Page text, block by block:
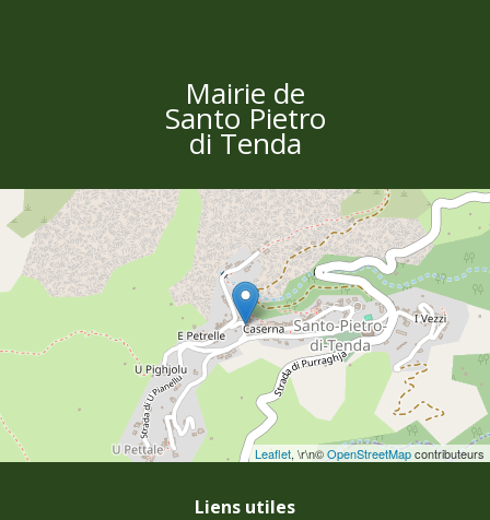
Mairie de
Santo Pietro
di Tenda
Leaflet, \r\n©OpenStreetMapcontributeurs
Liens utiles